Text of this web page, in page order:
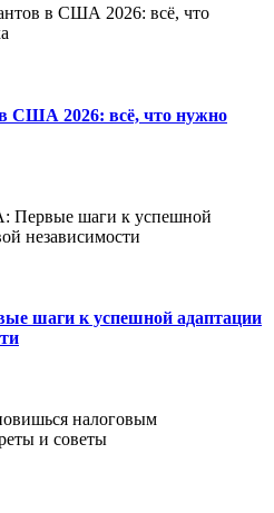
США 2026: всё, что нужно
шаги к успешной адаптации